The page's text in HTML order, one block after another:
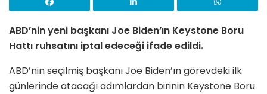
ABD’nin yeni başkanı Joe Biden’ın Keystone Boru
Hattı ruhsatını iptal edeceği ifade edildi.
ABD’nin seçilmiş başkanı Joe Biden’ın görevdeki ilk
günlerinde atacağı adımlardan birinin Keystone Boru